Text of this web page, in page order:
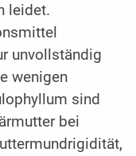
leidet.
unvollständig
wenigen
sind
bei